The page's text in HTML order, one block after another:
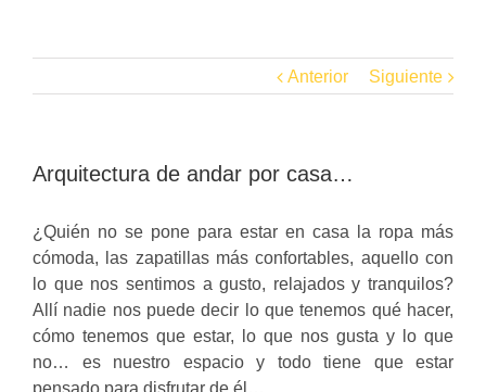
Anterior Siguiente
Arquitectura de andar por casa…
¿Quién no se pone para estar en casa la ropa más
cómoda, las zapatillas más confortables, aquello con
lo que nos sentimos a gusto, relajados y tranquilos?
Allí nadie nos puede decir lo que tenemos qué hacer,
cómo tenemos que estar, lo que nos gusta y lo que
no… es nuestro espacio y todo tiene que estar
pensado para disfrutar de él…